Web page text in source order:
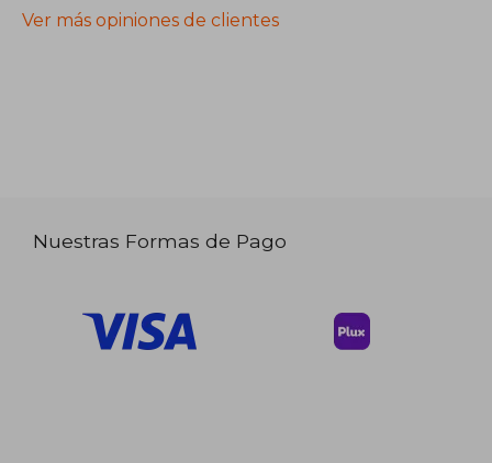
Ver más opiniones de clientes
Nuestras Formas de Pago